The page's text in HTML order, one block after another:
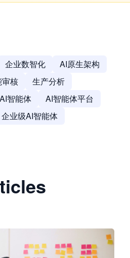
企业数智化
AI原生架构
审核
生产分析
AI智能体
AI智能体平台
企业级AI智能体